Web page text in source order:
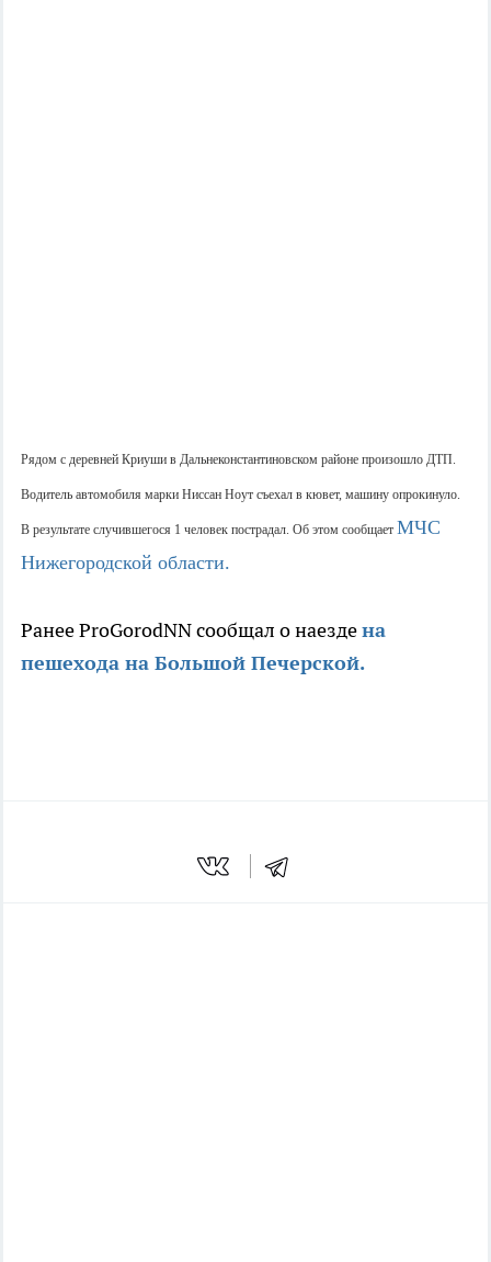
Рядом с деревней Криуши в Дальнеконстантиновском районе произошло ДТП.
Водитель автомобиля марки Ниссан Ноут съехал в кювет, машину опрокинуло.
В результате случившегося 1 человек пострадал. Об этом сообщает МЧС
Нижегородской области.
Ранее ProGorodNN сообщал о наездена
пешехода на Большой Печерской.